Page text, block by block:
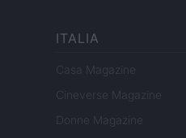
ITALIA
Casa Magazine
Cineverse Magazine
Donne Magazine